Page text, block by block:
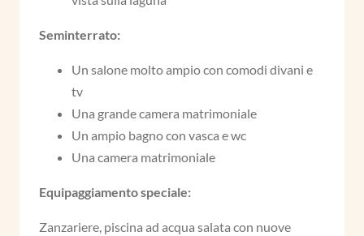
Seminterrato:
Un salone molto ampio con comodi divani e
tv
Una grande camera matrimoniale
Un ampio bagno con vasca e wc
Una camera matrimoniale
Equipaggiamento speciale:
Zanzariere, piscina ad acqua salata con nuove